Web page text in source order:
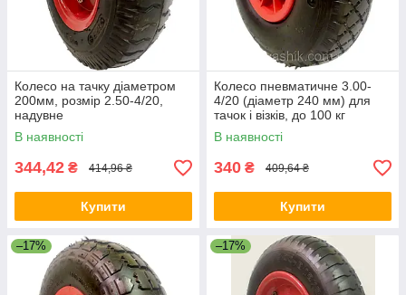
Колесо на тачку діаметром
200мм, розмір 2.50-4/20,
надувне
В наявності
344,42 ₴ 414,96 ₴
Купити
Колесо пневматичне 3.00-
4/20 (діаметр 240 мм) для
тачок і візків, до 100 кг
В наявності
340 ₴ 409,64 ₴
Купити
–17% –17%